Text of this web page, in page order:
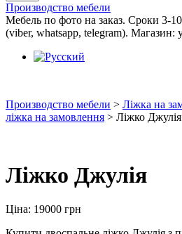
Производство мебели
Мебель по фото на заказ. Сроки 3-
(viber, whatsapp, telegram). Магазин:
Производство мебели > Ліжка на
ліжка на замовлення > Ліжко Джулія
Ліжко Джулія
Ціна: 19000 грн